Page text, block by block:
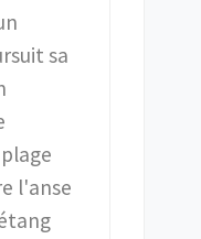
sa
l'anse